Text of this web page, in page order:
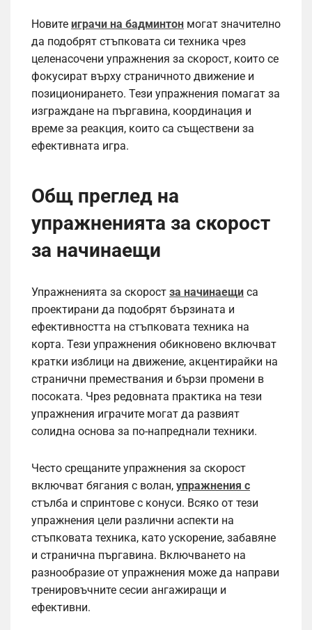
Новите играчи на бадминтон могат значително
да подобрят стъпковата си техника чрез
целенасочени упражнения за скорост, които се
фокусират върху страничното движение и
позиционирането. Тези упражнения помагат за
изграждане на пъргавина, координация и
време за реакция, които са съществени за
ефективната игра.
Общ преглед на
упражненията за скорост
за начинаещи
Упражненията за скорост за начинаещи са
проектирани да подобрят бързината и
ефективността на стъпковата техника на
корта. Тези упражнения обикновено включват
кратки изблици на движение, акцентирайки на
странични премествания и бързи промени в
посоката. Чрез редовната практика на тези
упражнения играчите могат да развият
солидна основа за по-напреднали техники.
Често срещаните упражнения за скорост
включват бягания с волан, упражнения с
стълба и спринтове с конуси. Всяко от тези
упражнения цели различни аспекти на
стъпковата техника, като ускорение, забавяне
и странична пъргавина. Включването на
разнообразие от упражнения може да направи
тренировъчните сесии ангажиращи и
ефективни.